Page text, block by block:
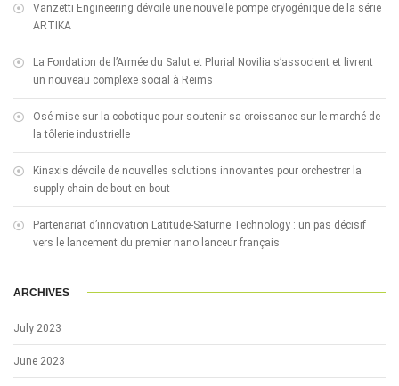
Vanzetti Engineering dévoile une nouvelle pompe cryogénique de la série
ARTIKA
La Fondation de l’Armée du Salut et Plurial Novilia s’associent et livrent
un nouveau complexe social à Reims
Osé mise sur la cobotique pour soutenir sa croissance sur le marché de
la tôlerie industrielle
Kinaxis dévoile de nouvelles solutions innovantes pour orchestrer la
supply chain de bout en bout
Partenariat d’innovation Latitude-Saturne Technology : un pas décisif
vers le lancement du premier nano lanceur français
ARCHIVES
July 2023
June 2023